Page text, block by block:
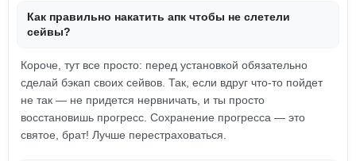
Как правильно накатить апк чтобы не слетели
сейвы?
Короче, тут все просто: перед установкой обязательно
сделай бэкап своих сейвов. Так, если вдруг что-то пойдет
не так — не придется нервничать, и ты просто
восстановишь прогресс. Сохранение прогресса — это
святое, брат! Лучше перестраховаться.